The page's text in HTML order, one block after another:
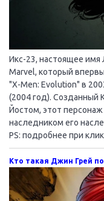
Икс-23, настоящее
Marvel, который
"X-Men: Evolution" в
(2004 год). Созданный
Йостом, этот персонаж
наследником его
PS: подробнее при
Кто такая Джин Грей